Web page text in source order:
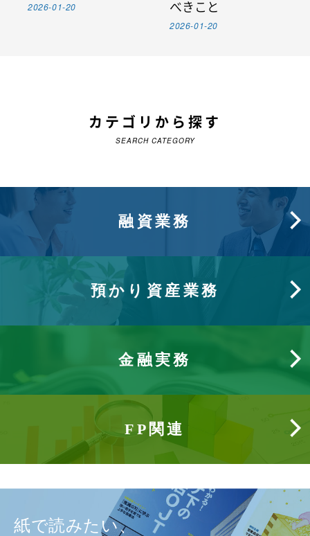
2026-01-20
べきこと
2026-01-20
カテゴリから探す
SEARCH CATEGORY
融資業務
預かり資産業務
金融実務
FP関連
紙で読みたい、